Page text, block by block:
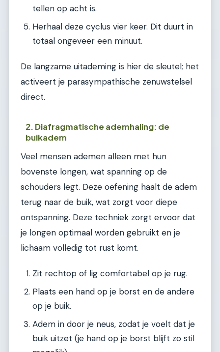
tellen op acht is.
Herhaal deze cyclus vier keer. Dit duurt in
totaal ongeveer een minuut.
De langzame uitademing is hier de sleutel; het
activeert je parasympathische zenuwstelsel
direct.
2. Diafragmatische ademhaling: de
buikadem
Veel mensen ademen alleen met hun
bovenste longen, wat spanning op de
schouders legt. Deze oefening haalt de adem
terug naar de buik, wat zorgt voor diepe
ontspanning. Deze techniek zorgt ervoor dat
je longen optimaal worden gebruikt en je
lichaam volledig tot rust komt.
Zit rechtop of lig comfortabel op je rug.
Plaats een hand op je borst en de andere
op je buik.
Adem in door je neus, zodat je voelt dat je
buik uitzet (je hand op je borst blijft zo stil